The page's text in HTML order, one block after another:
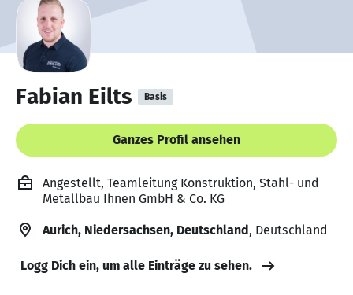
Fabian Eilts Basis
Ganzes Profil ansehen
Angestellt, Teamleitung Konstruktion, Stahl- und
Metallbau Ihnen GmbH & Co. KG
Aurich, Niedersachsen, Deutschland, Deutschland
Logg Dich ein, um alle Einträge zu sehen.